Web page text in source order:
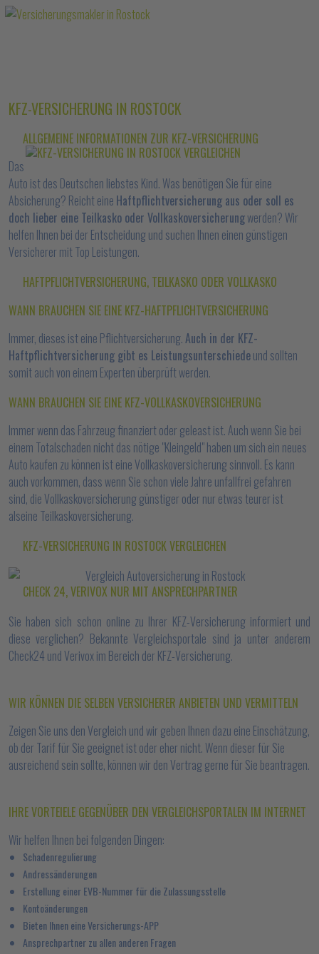
KFZ-VERSICHERUNG IN ROSTOCK
ALLGEMEINE INFORMATIONEN ZUR KFZ-VERSICHERUNG
Das
Auto ist des Deutschen liebstes Kind. Was benötigen Sie für eine
Absicherung? Reicht eine Haftpflichtversicherung aus oder soll es
doch lieber eine Teilkasko oder Vollkaskoversicherungwerden? Wir
helfen Ihnen bei der Entscheidung und suchen Ihnen einen günstigen
Versicherer mit Top Leistungen.
HAFTPFLICHTVERSICHERUNG, TEILKASKO ODER VOLLKASKO
WANN BRAUCHEN SIE EINE KFZ-HAFTPFLICHTVERSICHERUNG
Immer, dieses ist eine Pflichtversicherung.Auch in der KFZ-
Haftpflichtversicherung gibt es Leistungsunterschiedeund sollten
somit auch von einem Experten überprüft werden.
WANN BRAUCHEN SIE EINE KFZ-VOLLKASKOVERSICHERUNG
Immer wenn das Fahrzeug finanziert oder geleast ist. Auch wenn Sie bei
einem Totalschaden nicht das nötige "Kleingeld" haben um sich ein neues
Auto kaufen zu können ist eine Vollkaskoversicherung sinnvoll. Es kann
auch vorkommen, dass wenn Sie schon viele Jahre unfallfrei gefahren
sind, die Vollkaskoversicherung günstiger oder nur etwas teurer ist
alseine Teilkaskoversicherung.
KFZ-VERSICHERUNG IN ROSTOCK VERGLEICHEN
CHECK 24, VERIVOX NUR MIT ANSPRECHPARTNER
Sie haben sich schon online zu Ihrer KFZ-Versicherung informiert und
diese verglichen? Bekannte Vergleichsportale sind ja unter anderem
Check24 und Verivox im Bereich der KFZ-Versicherung.
WIR KÖNNEN DIE SELBEN VERSICHERER ANBIETEN UND VERMITTELN
Zeigen Sie uns den Vergleich und wir geben Ihnen dazu eine Einschätzung,
ob der Tarif für Sie geeignet ist oder eher nicht. Wenn dieser für Sie
ausreichend sein sollte, können wir den Vertrag gerne für Sie beantragen.
IHRE VORTEIELE GEGENÜBER DEN VERGLEICHSPORTALEN IM INTERNET
Wir helfen Ihnen bei folgenden Dingen:
Schadenregulierung
Andressänderungen
Erstellung einer EVB-Nummer für die Zulassungsstelle
Kontoänderungen
Bieten Ihnen eine Versicherungs-APP
Ansprechpartner zu allen anderen Fragen